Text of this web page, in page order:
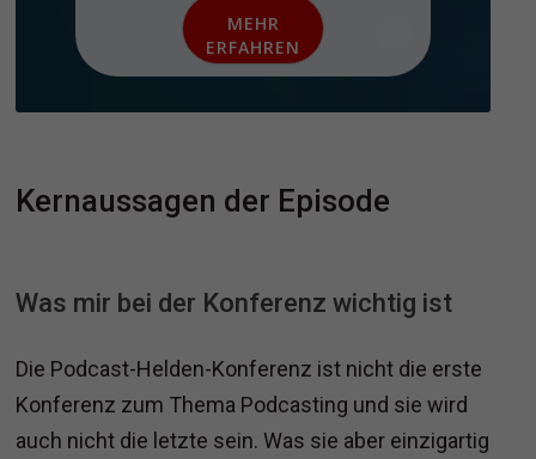
MEHR
ERFAHREN
Kernaussagen der Episode
Was mir bei der Konferenz wichtig ist
Die Podcast-Helden-Konferenz ist nicht die erste
Konferenz zum Thema Podcasting und sie wird
auch nicht die letzte sein. Was sie aber einzigartig